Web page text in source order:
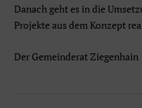
Danach geht es in die
Projekte aus dem Konzept
Der Gemeinderat Ziegenhain